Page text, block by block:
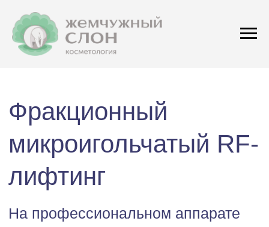
На профессиональном аппарате
для фракционного радиочастотного
омоложения DeAge-Ex Dual
микроигольчатый RF-
лифтинг
Процедура микроигольчатого RF-лифтинга